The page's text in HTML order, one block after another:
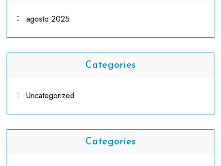
agosto 2025
Categories
Uncategorized
Categories